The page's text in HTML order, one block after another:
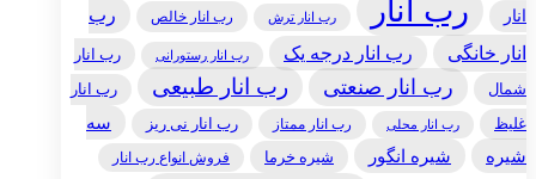
انار رب انار رب انار ترش رب انار خالص
رب
انار خانگی
رب انار درجه یک رب انار رستورانی
رب انار
شمال
رب انار صنعتی رب انار طبیعی رب انار
غلیظ رب انار محلی رب انار ممتاز رب انار نی ریز
سه
شیره
شیره انگور شیره خرما فروش انواع رب انار